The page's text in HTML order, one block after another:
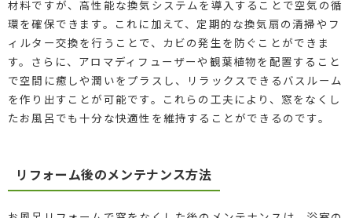
材料ですが、高性能な換気システムを導入することで空気の循
環を確保できます。これに加えて、定期的な換気扇の清掃やフ
ィルター交換を行うことで、カビの発生を防ぐことができま
す。さらに、アロマディフューザーや観葉植物を配置すること
で空間に癒しや潤いをプラスし、リラックスできるバスルーム
を作り出すことが可能です。これらの工夫により、窓をなくし
たお風呂でも十分な快適性を維持することができるのです。
リフォーム後のメンテナンス方法